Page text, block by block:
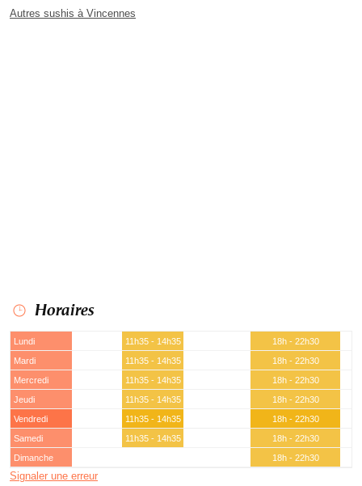
Autres sushis à Vincennes
Horaires
Lundi 11h35 - 14h35
18h - 22h30
Mardi
11h35 - 14h35
18h - 22h30
Mercredi
11h35 - 14h35
18h - 22h30
Jeudi
11h35 - 14h35
18h - 22h30
Vendredi
11h35 - 14h35
18h - 22h30
Samedi
11h35 - 14h35
18h - 22h30
Dimanche
18h - 22h30
Signaler une erreur